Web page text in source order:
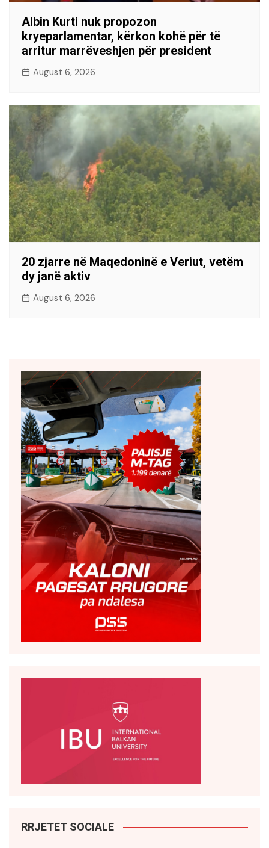
Albin Kurti nuk propozon
kryeparlamentar, kërkon kohë për të
arritur marrëveshjen për president
August 6, 2026
20 zjarre në Maqedoninë e Veriut, vetëm
dy janë aktiv
August 6, 2026
RRJETET SOCIALE